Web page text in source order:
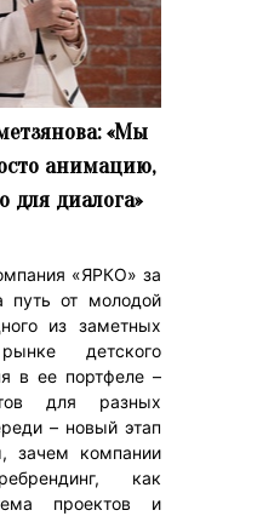
«Мы
анимацию,
для диалога»
«ЯРКО» за
путь от молодой
из заметных
детского
в ее портфеле –
для разных
– новый этап
зачем компании
как
проектов и